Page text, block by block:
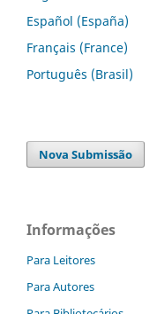
Español (España)
Français (France)
Português (Brasil)
Nova Submissão
Informações
Para Leitores
Para Autores